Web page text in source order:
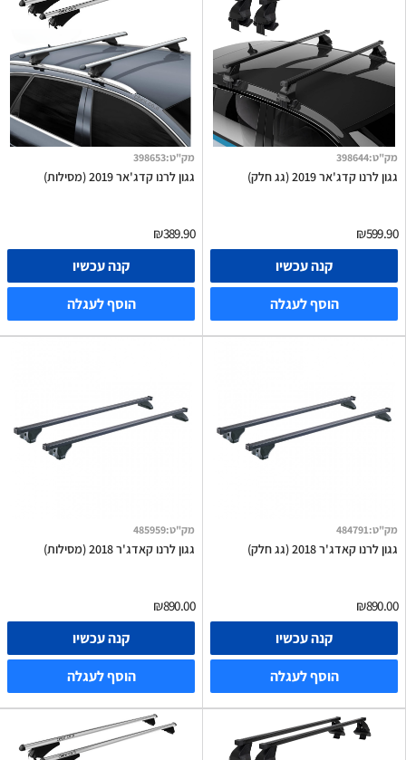
מק"ט:
398644
גגון לרנו קדג'אר 2019 (גג חלק)
₪599.90
קנה עכשיו
הוסף לעגלה
מק"ט:
398653
גגון לרנו קדג'אר 2019 (מסילות)
₪389.90
קנה עכשיו
הוסף לעגלה
מק"ט:
484791
גגון לרנו קאדג'ר 2018 (גג חלק)
₪890.00
קנה עכשיו
הוסף לעגלה
מק"ט:
485959
גגון לרנו קאדג'ר 2018 (מסילות)
₪890.00
קנה עכשיו
הוסף לעגלה